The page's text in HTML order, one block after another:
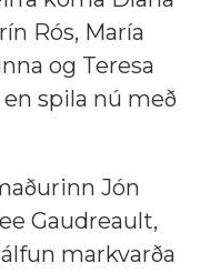
Rós, María
og Teresa
spila nú með
Jón
Gaudreault,
markvarða